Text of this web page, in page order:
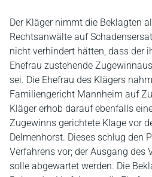
Der Kläger nimmt die Beklagten
Rechtsanwälte auf
nicht verhindert hätten, dass der
Ehefrau zustehende
sei. Die Ehefrau des Klägers
Familiengericht Mannheim auf
Kläger erhob darauf ebenfalls
Zugewinns gerichtete Klage vor
Delmenhorst. Dieses schlug den
Verfahrens vor; der Ausgang des
solle abgewartet werden. Die